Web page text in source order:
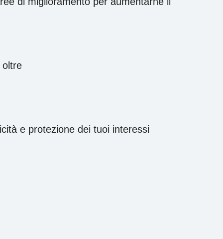
oltre
e protezione dei tuoi interessi